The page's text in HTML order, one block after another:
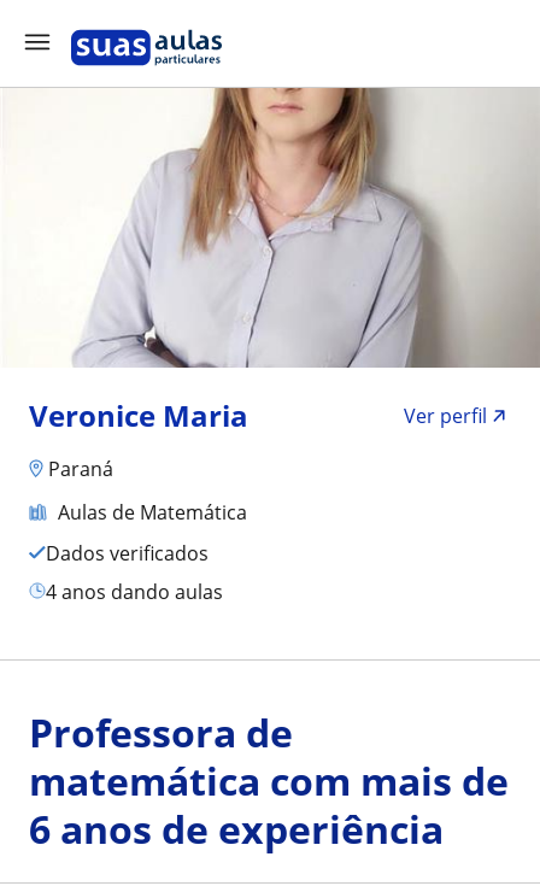
Veronice Maria
Ver perfil
Paraná
Aulas de Matemática
Dados verificados
4 anos dando aulas
Professora de
matemática com mais de
6 anos de experiência